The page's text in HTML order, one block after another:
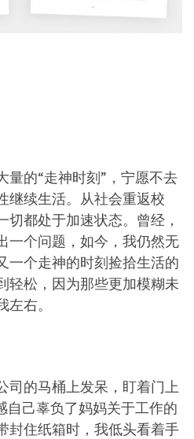
量的“走神时刻”，宁愿不去
继续生活。从社会重返校
切都处于加速状态。曾经，
一个问题，如今，我仍然无
一个走神的时刻捡拾生活的
轻松，因为那些更加模糊未
右。
司的马桶上发呆，盯着门上
自己辜负了妈妈关于工作的
封住纸箱时，我低头看着手